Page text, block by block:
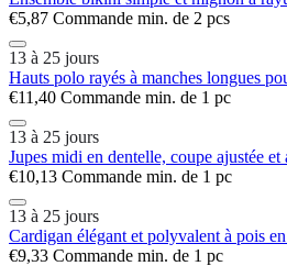
€5,87 Commande min. de 2 pcs
13 à 25 jours
Hauts polo rayés à manches longues
€11,40 Commande min. de 1 pc
13 à 25 jours
Jupes midi en dentelle, coupe ajustée
€10,13 Commande min. de 1 pc
13 à 25 jours
Cardigan élégant et polyvalent à pois
€9,33 Commande min. de 1 pc